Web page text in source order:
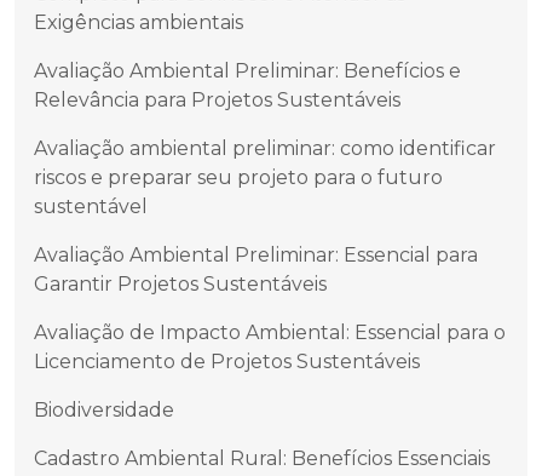
Exigências ambientais
Avaliação Ambiental Preliminar: Benefícios e
Relevância para Projetos Sustentáveis
Avaliação ambiental preliminar: como identificar
riscos e preparar seu projeto para o futuro
sustentável
Avaliação Ambiental Preliminar: Essencial para
Garantir Projetos Sustentáveis
Avaliação de Impacto Ambiental: Essencial para o
Licenciamento de Projetos Sustentáveis
Biodiversidade
Cadastro Ambiental Rural: Benefícios Essenciais